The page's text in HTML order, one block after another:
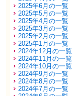
2025年6月の一覧
2025年5月の一覧
2025年4月の一覧
2025年3月の一覧
2025年2月の一覧
2025年1月の一覧
2024年12月の一覧
2024年11月の一覧
2024年10月の一覧
2024年9月の一覧
2024年8月の一覧
2024年7月の一覧